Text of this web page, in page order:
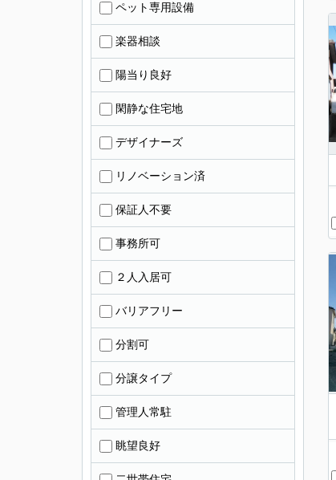
ペット専用設備
楽器相談
陽当り良好
閑静な住宅地
デザイナーズ
リノベーション済
保証人不要
事務所可
２人入居可
バリアフリー
分割可
分譲タイプ
管理人常駐
眺望良好